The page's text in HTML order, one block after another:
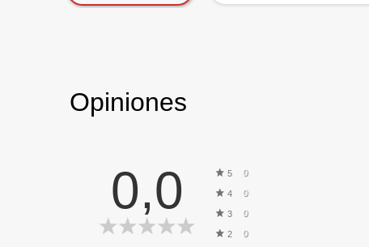
Opiniones
0,0 5 0
4 0
3 0
2 0